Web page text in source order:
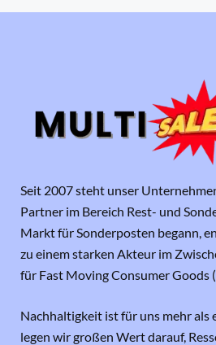
Seit 2007 steht unser
Partner im Bereich Rest- und
Markt für Sonderposten begann,
zu einem starken Akteur im
für Fast Moving Consumer Goods
Nachhaltigkeit ist für uns mehr als
legen wir großen Wert darauf,